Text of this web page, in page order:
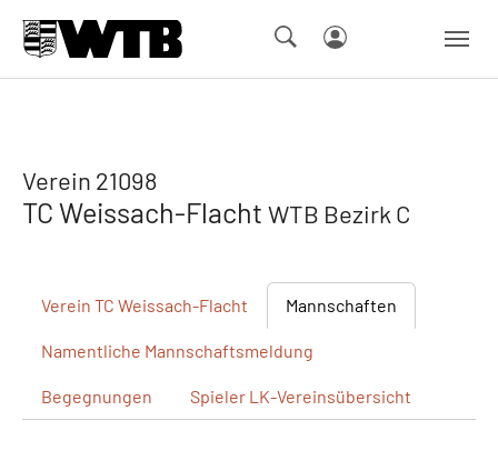
Verein 21098
TC Weissach-Flacht WTB Bezirk C
Verein TC Weissach-Flacht Mannschaften
Namentliche Mannschaftsmeldung
Begegnungen Spieler LK-Vereinsübersicht